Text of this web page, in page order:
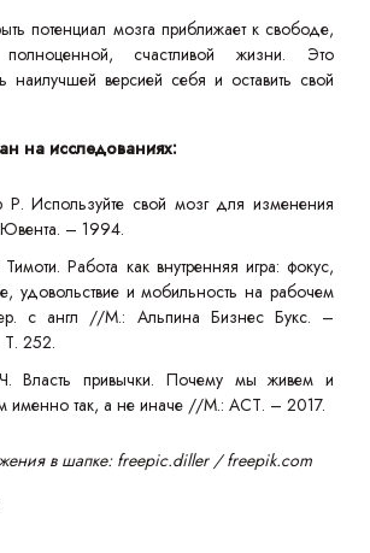
потенциал мозга приближает к свободе,
счастливой жизни. Это
наилучшей версией себя и оставить свой
на исследованиях:
Р. Используйте свой мозг для изменения
– 1994.
Работа как внутренняя игра: фокус,
удовольствие и мобильность на рабочем
с англ //М.: Альпина Бизнес Букс. –
252.
Власть привычки. Почему мы живем и
именно так, а не иначе //М.: АСТ. – 2017.
в шапке: freepic.diller / freepik.com